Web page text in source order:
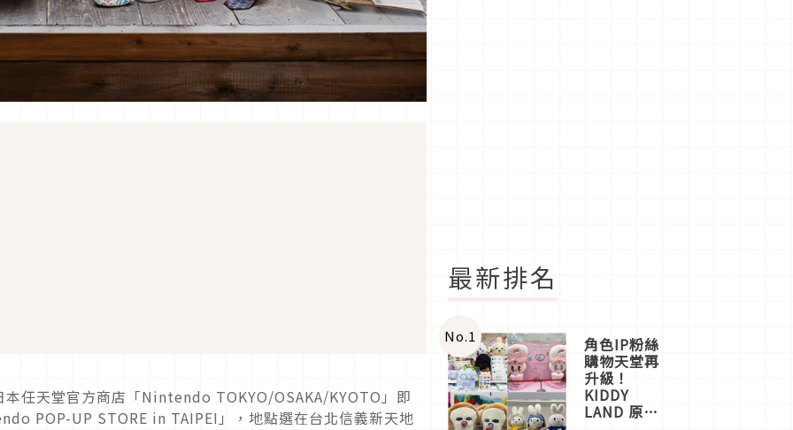
任天堂官方商店「Nintendo TOKYO/OSAKA/KYOTO」即
POP-UP STORE in TAIPEI」，地點選在台北信義新天地
最新排名
No.1 角色IP粉絲
購物天堂再
升級！
KIDDY
LAND 原宿